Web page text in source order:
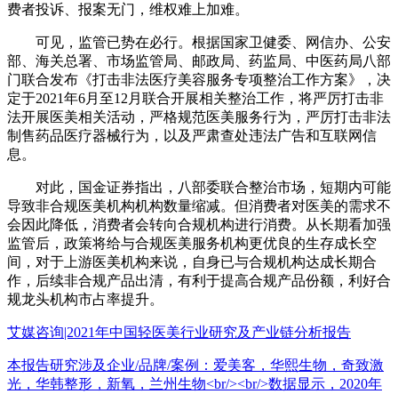
费者投诉、报案无门，维权难上加难。
可见，监管已势在必行。根据国家卫健委、网信办、公安
部、海关总署、市场监管局、邮政局、药监局、中医药局八部
门联合发布《打击非法医疗美容服务专项整治工作方案》，决
定于2021年6月至12月联合开展相关整治工作，将严厉打击非
法开展医美相关活动，严格规范医美服务行为，严厉打击非法
制售药品医疗器械行为，以及严肃查处违法广告和互联网信
息。
对此，国金证券指出，八部委联合整治市场，短期内可能
导致非合规医美机构机构数量缩减。但消费者对医美的需求不
会因此降低，消费者会转向合规机构进行消费。从长期看加强
监管后，政策将给与合规医美服务机构更优良的生存成长空
间，对于上游医美机构来说，自身已与合规机构达成长期合
作，后续非合规产品出清，有利于提高合规产品份额，利好合
规龙头机构市占率提升。
艾媒咨询|2021年中国轻医美行业研究及产业链分析报告
本报告研究涉及企业/品牌/案例：爱美客，华熙生物，奇致激
光，华韩整形，新氧，兰州生物<br/><br/>数据显示，2020年